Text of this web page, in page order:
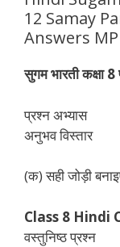
12 Samay
Answers
सुगम भारती कक्षा
प्रश्न अभ्यास
अनुभव विस्तार
(क) सही जोड़ी
Class 8 Hindi
वस्तुनिष्ठ प्रश्न